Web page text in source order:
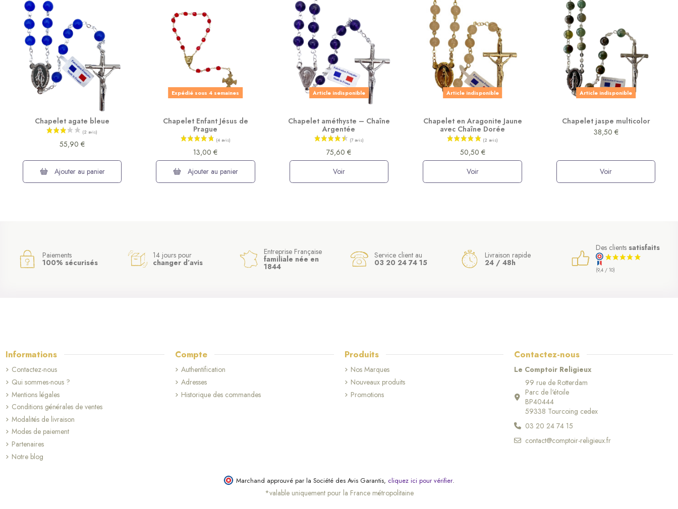
Chapelet agate bleue
55,90 €
Ajouter au panier
Expédié sous 4 semaines
Chapelet Enfant Jésus de
Prague
13,00 €
Ajouter au panier
Article indisponible
Chapelet améthyste – Chaîne
Argentée
75,60 €
Voir
Article indisponible
Chapelet en Aragonite Jaune
avec Chaîne Dorée
50,50 €
Voir
Article indisponible
Chapelet jaspe multicolor
38,50 €
Voir
Paiements
100% sécurisés
14 jours pour
changer d’avis
Entreprise Française
familiale née en
1844
Service client au
03 20 24 74 15
Livraison rapide
24 / 48h
Des clients satisfaits
(9,4 / 10)
Informations
Contactez-nous
Qui sommes-nous ?
Mentions légales
Conditions générales de ventes
Modalités de livraison
Modes de paiement
Partenaires
Notre blog
Compte
Authentification
Adresses
Historique des commandes
Produits
Nos Marques
Nouveaux produits
Promotions
Contactez-nous
Le Comptoir Religieux
99 rue de Rotterdam
Parc de l'étoile
BP40444
59338 Tourcoing cedex
03 20 24 74 15
contact@comptoir-religieux.fr
Marchand approuvé par la Société des Avis Garantis, cliquez ici pour vérifier.
*valable uniquement pour la France métropolitaine